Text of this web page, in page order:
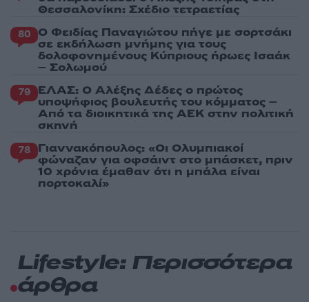
Θεσσαλονίκη: Σχέδιο τετραετίας
80 Ο Φειδίας Παναγιώτου πήγε με σορτσάκι
σε εκδήλωση μνήμης για τους
δολοφονημένους Κύπριους ήρωες Ισαάκ
– Σολωμού
79 ΕΛΑΣ: Ο Αλέξης Δέδες ο πρώτος
υποψήφιος βουλευτής του κόμματος –
Από τα διοικητικά της ΑΕΚ στην πολιτική
σκηνή
78 Γιαννακόπουλος: «Οι Ολυμπιακοί
φώναζαν για οφσάιντ στο μπάσκετ, πριν
10 χρόνια έμαθαν ότι η μπάλα είναι
πορτοκαλί»
Lifestyle: Περισσότερα
άρθρα